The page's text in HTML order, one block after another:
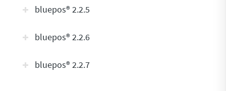
bluepos® 2.2.5
bluepos® 2.2.6
bluepos® 2.2.7